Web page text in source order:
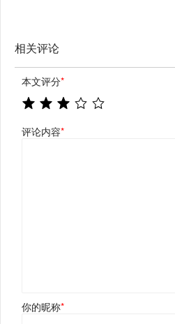
相关评论
本文评分*
评论内容*
你的昵称*